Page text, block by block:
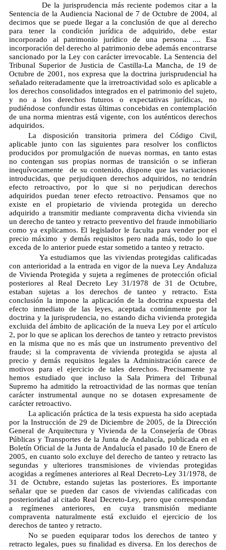
De la jurisprudencia más reciente podemos citar a la
Sentencia de la Audiencia Nacional de 7 de Octubre de 2004, al
decirnos que se puede llegar a la conclusión de que al derecho
para tener la condición jurídica de adquirido, debe estar
incorporado al patrimonio jurídico de una persona .... Esa
incorporación del derecho al patrimonio debe además encontrarse
sancionado por la Ley con carácter irrevocable. La Sentencia del
Tribunal Superior de Justicia de Castilla-La Mancha, de 19 de
Octubre de 2001, nos expresa que la doctrina jurisprudencial ha
señalado reiteradamente que la irretroactividad solo es aplicable a
los derechos consolidados integrados en el patrimonio del sujeto,
y no a los derechos futuros o expectativas jurídicas, no
pudiéndose confundir estas últimas concebidas en contemplación
de una norma mientras está vigente, con los auténticos derechos
adquiridos.
La disposición transitoria primera del Código Civil,
aplicable junto con las siguientes para resolver los conflictos
producidos por promulgación de nuevas normas, en tanto estas
no contengan sus propias normas de transición o se infieran
inequívocamente de su contenido, dispone que las variaciones
introducidas, que perjudiquen derechos adquiridos, no tendrán
efecto retroactivo, por lo que si no perjudican derechos
adquiridos puedan tener efecto retroactivo. Pensamos que no
existe en el propietario de vivienda protegida un derecho
adquirido a transmitir mediante compraventa dicha vivienda sin
un derecho de tanteo y retracto preventivo del fraude inmobiliario
como ya explicamos. El legislador le faculta para vender por el
precio máximo y demás requisitos pero nada más, todo lo que
exceda de lo anterior puede estar sometido a tanteo y retracto.
Ya estudiamos que las viviendas protegidas calificadas
con anterioridad a la entrada en vigor de la nueva Ley Andaluza
de Vivienda Protegida y sujeta a regímenes de protección oficial
posteriores al Real Decreto Ley 31/1978 de 31 de Octubre,
estaban sujetas a los derechos de tanteo y retracto. Esta
conclusión la impone la aplicación de la doctrina expuesta del
efecto inmediato de las leyes, aceptada comúnmente por la
doctrina y la jurisprudencia, no estando dicha vivienda protegida
excluida del ámbito de aplicación de la nueva Ley por el artículo
2, por lo que se aplican los derechos de tanteo y retracto previstos
en la misma que no es más que un instrumento preventivo del
fraude; si la compraventa de vivienda protegida se ajusta al
precio y demás requisitos legales la Administración carece de
motivos para el ejercicio de tales derechos. Precisamente ya
hemos estudiado que incluso la Sala Primera del Tribunal
Supremo ha admitido la retroactividad de las normas que tenían
carácter instrumental aunque no se dotasen expresamente de
carácter retroactivo.
La aplicación práctica de la tesis expuesta ha sido aceptada
por la Instrucción de 29 de Diciembre de 2005, de la Dirección
General de Arquitectura y Vivienda de la Consejería de Obras
Públicas y Transportes de la Junta de Andalucía, publicada en el
Boletín Oficial de la Junta de Andalucía el pasado 10 de Enero de
2005, en cuanto solo excluye del derecho de tanteo y retracto las
segundas y ulteriores transmisiones de viviendas protegidas
acogidas a regímenes anteriores al Real Decreto-Ley 31/1978, de
31 de Octubre, estando sujetas las posteriores. Es importante
señalar que se pueden dar casos de viviendas calificadas con
posterioridad al citado Real Decreto-Ley, pero que correspondan
a regímenes anteriores, en cuya transmisión mediante
compraventa naturalmente está excluido el ejercicio de los
derechos de tanteo y retracto.
No se pueden equiparar todos los derechos de tanteo y
retracto legales, pues su finalidad es diversa. En los derechos de